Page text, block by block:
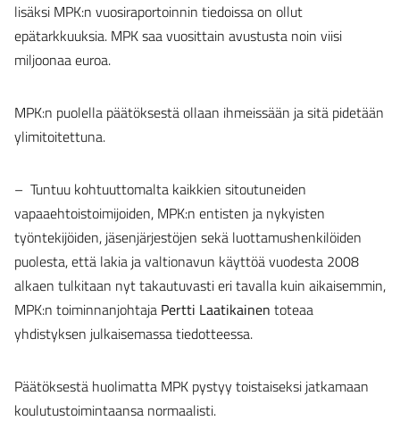
lisäksi MPK:n vuosiraportoinnin tiedoissa on ollut
epätarkkuuksia. MPK saa vuosittain avustusta noin viisi
miljoonaa euroa.
MPK:n puolella päätöksestä ollaan ihmeissään ja sitä pidetään
ylimitoitettuna.
– Tuntuu kohtuuttomalta kaikkien sitoutuneiden
vapaaehtoistoimijoiden, MPK:n entisten ja nykyisten
työntekijöiden, jäsenjärjestöjen sekä luottamushenkilöiden
puolesta, että lakia ja valtionavun käyttöä vuodesta 2008
alkaen tulkitaan nyt takautuvasti eri tavalla kuin aikaisemmin,
MPK:n toiminnanjohtaja Pertti Laatikainen toteaa
yhdistyksen julkaisemassa tiedotteessa.
Päätöksestä huolimatta MPK pystyy toistaiseksi jatkamaan
koulutustoimintaansa normaalisti.